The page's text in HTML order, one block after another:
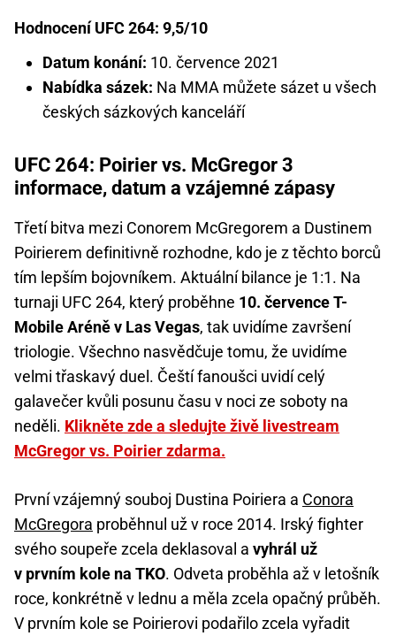
Hodnocení UFC 264: 9,5/10
Datum konání: 10. července 2021
Nabídka sázek: Na MMA můžete sázet u všech
českých sázkových kanceláří
UFC 264: Poirier vs. McGregor 3
informace, datum a vzájemné zápasy
Třetí bitva mezi Conorem McGregorem a Dustinem
Poirierem definitivně rozhodne, kdo je z těchto borců
tím lepším bojovníkem. Aktuální bilance je 1:1. Na
turnaji UFC 264, který proběhne 10. července T-
Mobile Aréně v Las Vegas, tak uvidíme završení
triologie. Všechno nasvědčuje tomu, že uvidíme
velmi třaskavý duel. Čeští fanoušci uvidí celý
galavečer kvůli posunu času v noci ze soboty na
neděli. Klikněte zde a sledujte živě livestream
McGregor vs. Poirier zdarma.
První vzájemný souboj Dustina Poiriera a Conora
McGregora proběhnul už v roce 2014. Irský fighter
svého soupeře zcela deklasoval a vyhrál už
v prvním kole na TKO. Odveta proběhla až v letošník
roce, konkrétně v lednu a měla zcela opačný průběh.
V prvním kole se Poirierovi podařilo zcela vyřadit